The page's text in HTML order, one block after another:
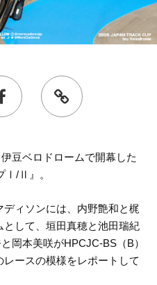
豆ベロドロームで開幕した
Ⅰ/Ⅱ』。
ィソンには、内野艶和と梶
して、垣田真穂と池田瑞紀
岡本美咲がHPCJC-BS（B）
ースの模様をレポートして